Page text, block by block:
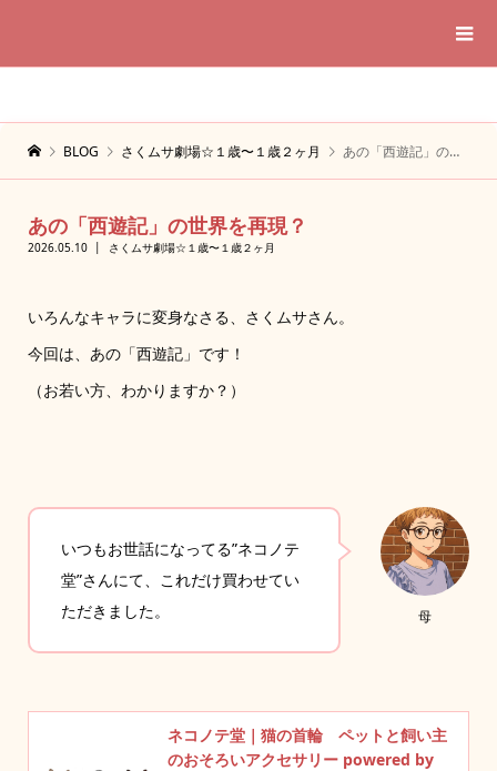
BLOG さくムサ劇場☆１歳〜１歳２ヶ月 あの「西遊記」の世界を再現？
あの「西遊記」の世界を再現？
2026.05.10 さくムサ劇場☆１歳〜１歳２ヶ月
いろんなキャラに変身なさる、さくムサさん。
今回は、あの「西遊記」です！
（お若い方、わかりますか？）
母
いつもお世話になってる”ネコノテ
堂”さんにて、これだけ買わせてい
ただきました。
ネコノテ堂｜猫の首輪 ペットと飼い主
のおそろいアクセサリー powered by